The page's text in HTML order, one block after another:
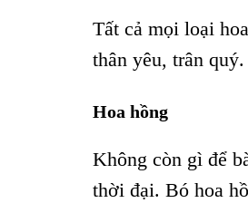
Tất cả mọi loại
thân yêu, trân
Hoa hồng
Không còn gì để
thời đại. Bó hoa